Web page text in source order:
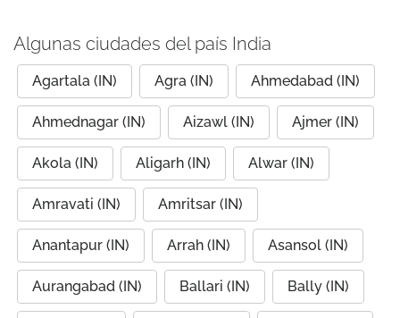
Algunas ciudades del país India
Agartala (IN) Agra (IN) Ahmedabad (IN)
Ahmednagar (IN) Aizawl (IN) Ajmer (IN)
Akola (IN) Aligarh (IN) Alwar (IN)
Amravati (IN) Amritsar (IN)
Anantapur (IN) Arrah (IN) Asansol (IN)
Aurangabad (IN) Ballari (IN) Bally (IN)